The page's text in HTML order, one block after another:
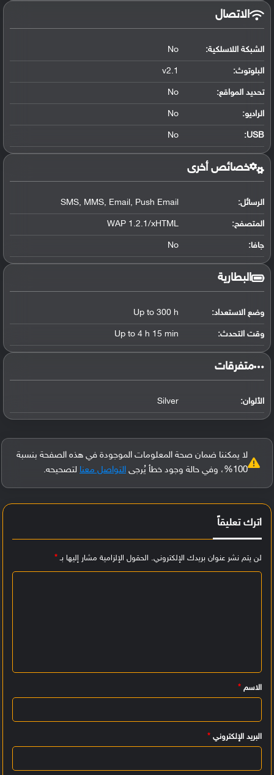
الاتصال
الشبكة اللاسلكية: No
البلوتوث:
v2.1
تحديد المواقع:
No
الراديو: No
USB
:
No
خصائص أخرى
الرسائل: SMS, MMS, Email, Push Email
المتصفح: WAP 1.2.1/xHTML
جافا: No
البطارية
وضع الاستعداد: Up to 300 h
وقت التحدث: Up to 4 h 15 min
‏متفرقات‏
الألوان: Silver
لا يمكننا ضمان صحة المعلومات الموجودة في هذه الصفحة بنسبة
100%، وفي حالة وجود خطأ يُرجى
التواصل معنا لتصحيحه.
اترك تعليقاً
لن يتم نشر عنوان بريدك الإلكتروني. الحقول الإلزامية مشار إليها بـ*
ي
ق
الاسم *
البريد الإلكتروني *